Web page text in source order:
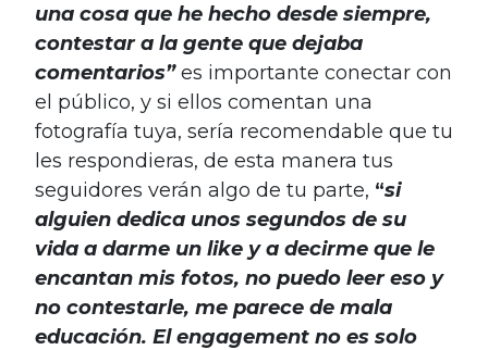
una cosa que he hecho desde siempre,
contestar a la gente que dejaba
comentarios” es importante conectar con
el público, y si ellos comentan una
fotografía tuya, sería recomendable que tu
les respondieras, de esta manera tus
seguidores verán algo de tu parte, “si
alguien dedica unos segundos de su
vida a darme un like y a decirme que le
encantan mis fotos, no puedo leer eso y
no contestarle, me parece de mala
educación. El engagement no es solo